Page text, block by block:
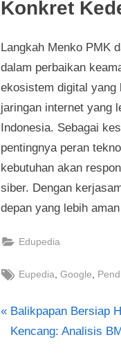
Konkret
Langkah Menko PMK
dalam perbaikan
ekosistem digital yang
jaringan internet yang
Indonesia. Sebagai
pentingnya peran
kebutuhan akan
siber. Dengan
depan yang lebih
Edupedia
Tags:
Eupedia Google
Navigasi
P
r
Balikpapan Bersiap
Kencang: Analisis